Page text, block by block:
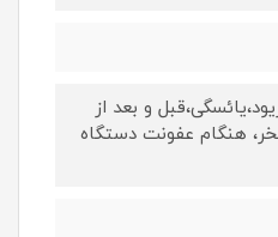
و بعد از
هنگام عفونت دستگاه